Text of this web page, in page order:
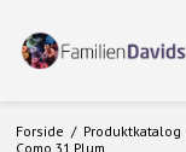
Forside / Produktkatalog
Como 31 Plum